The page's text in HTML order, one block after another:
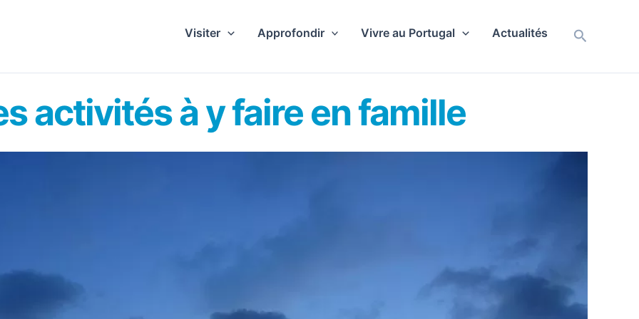
Visiter Approfondir Vivre au Portugal Actualités
activités à y faire en famille